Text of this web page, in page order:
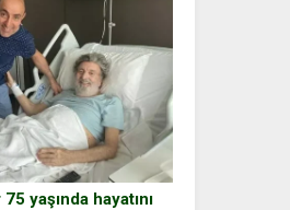
verdiği evraklarda
yaşında hayatını